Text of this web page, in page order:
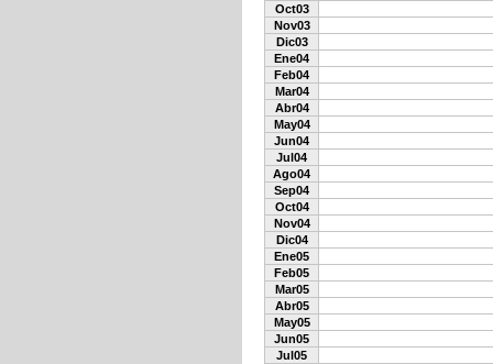
Oct03
Nov03
Dic03
Ene04
Feb04
Mar04
Abr04
May04
Jun04
Jul04
Ago04
Sep04
Oct04
Nov04
Dic04
Ene05
Feb05
Mar05
Abr05
May05
Jun05
Jul05